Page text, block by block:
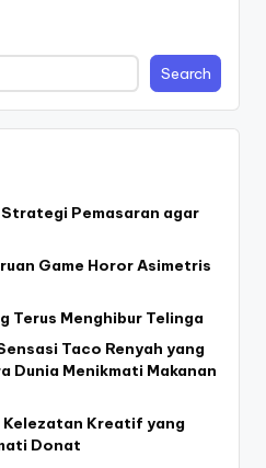
Search
Pemasaran agar
Game Horor Asimetris
Terus Menghibur Telinga
Taco Renyah yang
Dunia Menikmati Makanan
Kreatif yang
Donat